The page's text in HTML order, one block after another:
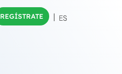
REGÍSTRATE